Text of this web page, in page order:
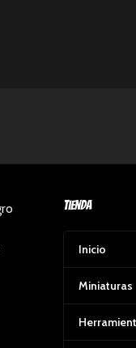
Tienda
Inicio
Miniaturas